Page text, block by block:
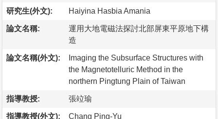
研究生(外文): Haiyina Hasbia Amania
論文名稱:
運用大地電磁法探討北部屏東平原地下構
造
論文名稱(外文):
Imaging the Subsurface Structures with
the Magnetotelluric Method in the
northern Pingtung Plain of Taiwan
指導教授: 張竝瑜
指導教授(外文): Chang Ping-Yu